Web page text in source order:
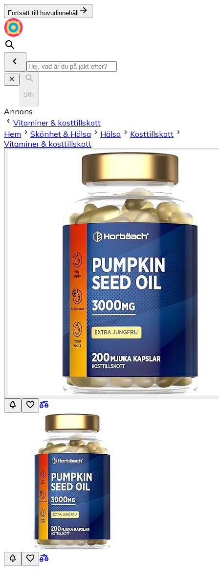
Fortsätt till huvudinnehåll
Sök
Annons
Vitaminer & kosttillskott
Hem
Skönhet & Hälsa Hälsa
Kosttillskott
Vitaminer & kosttillskott